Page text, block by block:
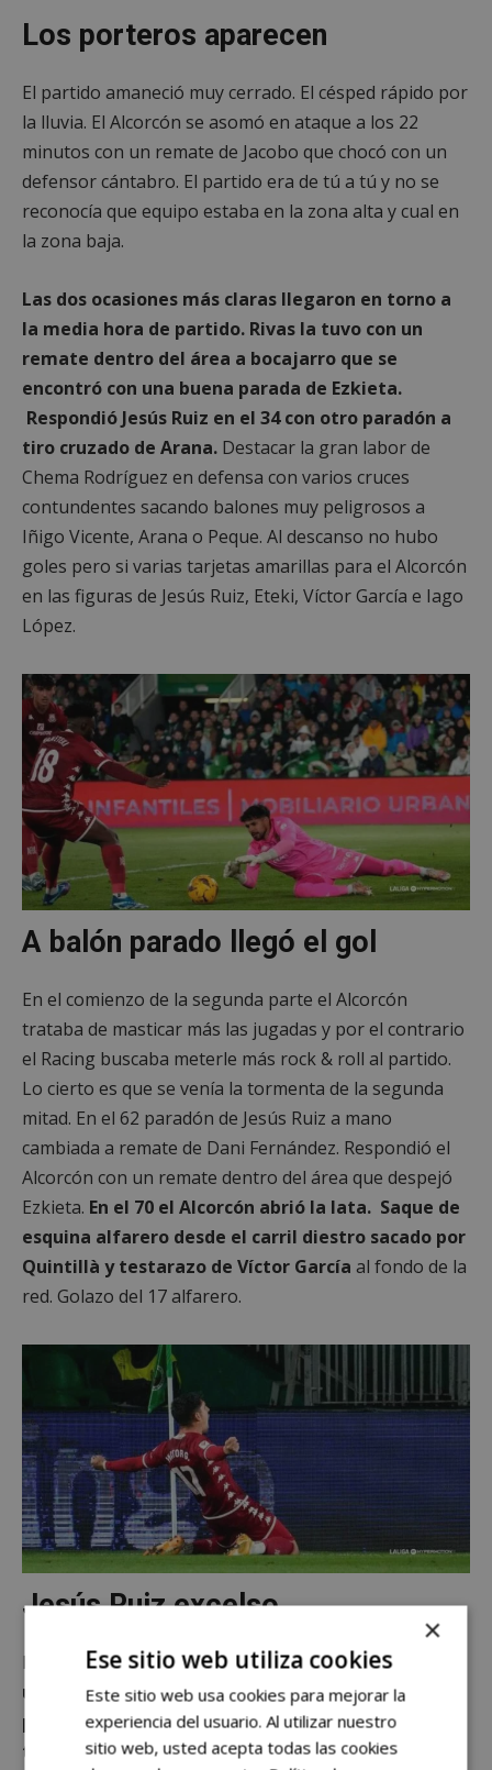
Los porteros aparecen
El partido amaneció muy cerrado. El césped rápido por
la lluvia. El Alcorcón se asomó en ataque a los 22
minutos con un remate de Jacobo que chocó con un
defensor cántabro. El partido era de tú a tú y no se
reconocía que equipo estaba en la zona alta y cual en
la zona baja.
Las dos ocasiones más claras llegaron en torno a
la media hora de partido. Rivas la tuvo con un
remate dentro del área a bocajarro que se
encontró con una buena parada de Ezkieta.
Respondió Jesús Ruiz en el 34 con otro paradón a
tiro cruzado de Arana. Destacar la gran labor de
Chema Rodríguez en defensa con varios cruces
contundentes sacando balones muy peligrosos a
Iñigo Vicente, Arana o Peque. Al descanso no hubo
goles pero si varias tarjetas amarillas para el Alcorcón
en las figuras de Jesús Ruiz, Eteki, Víctor García e Iago
López.
A balón parado llegó el gol
En el comienzo de la segunda parte el Alcorcón
trataba de masticar más las jugadas y por el contrario
el Racing buscaba meterle más rock & roll al partido.
Lo cierto es que se venía la tormenta de la segunda
mitad. En el 62 paradón de Jesús Ruiz a mano
cambiada a remate de Dani Fernández. Respondió el
Alcorcón con un remate dentro del área que despejó
Ezkieta. En el 70 el Alcorcón abrió la lata. Saque de
esquina alfarero desde el carril diestro sacado por
Quintillà y testarazo de Víctor García al fondo de la
red. Golazo del 17 alfarero.
Jesús Ruiz excelso
En el
73 Víctor García vio la segunda amarilla tras
una fea entrada en un balón dividido. En el 78
penalti a favor del Racing cometido por Javi Pérez
tras un pisotón a Jeremy Arévalo. Lo remató
×
Ese sitio web utiliza cookies
Este sitio web usa cookies para mejorar la
experiencia del usuario. Al utilizar nuestro
sitio web, usted acepta todas las cookies